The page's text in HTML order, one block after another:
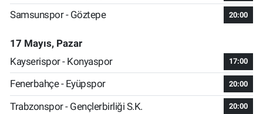
Samsunspor - Göztepe 20:00
17 Mayıs, Pazar
Kayserispor - Konyaspor
17:00
Fenerbahçe - Eyüpspor 20:00
Trabzonspor - Gençlerbirliği S.K. 20:00